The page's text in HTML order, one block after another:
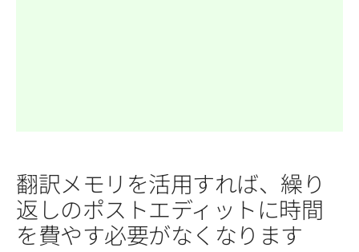
翻訳メモリを活用すれば、繰り
返しのポストエディットに時間
を費やす必要がなくなります